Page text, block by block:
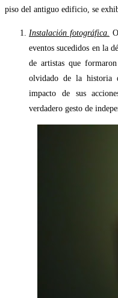
piso del antiguo edificio, se
Instalación fotográfica.
eventos sucedidos en la
de artistas que
olvidado de la historia
impacto de sus
verdadero gesto de